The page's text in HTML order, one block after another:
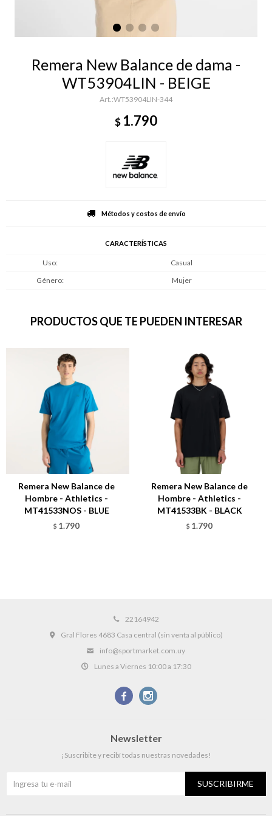
Remera New Balance de dama -
WT53904LIN - BEIGE
WT53904LIN-344
$ 1.790
Métodos y costos de envío
CARACTERÍSTICAS
Uso
Casual
Género
Mujer
PRODUCTOS QUE TE PUEDEN INTERESAR
Remera New Balance de
Hombre - Athletics -
MT41533NOS - BLUE
$ 1.790
Remera New Balance de
Hombre - Athletics -
MT41533BK - BLACK
$ 1.790
22164942
Gral Flores 4683 Casa central (sin venta al público)
info@sportmarket.com.uy
Lunes a Viernes 10:00 a 17:30
 
Newsletter
¡Suscribite y recibí todas nuestras novedades!
SUSCRIBIRME